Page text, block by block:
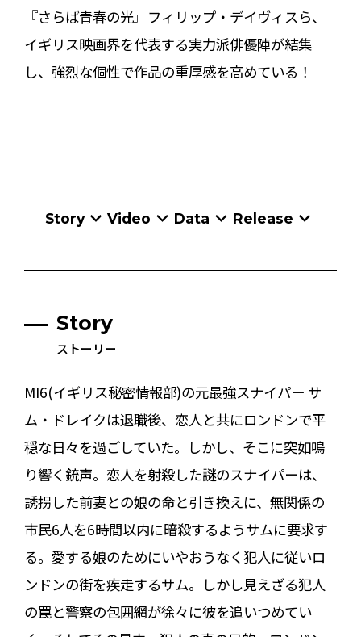
『さらば青春の光』フィリップ・デイヴィスら、
イギリス映画界を代表する実力派俳優陣が結集
し、強烈な個性で作品の重厚感を高めている！
Story Video Data Release
Story
ストーリー
MI6(イギリス秘密情報部)の元最強スナイパー サ
ム・ドレイクは退職後、恋人と共にロンドンで平
穏な日々を過ごしていた。しかし、そこに突如鳴
り響く銃声。恋人を射殺した謎のスナイパーは、
誘拐した前妻との娘の命と引き換えに、無関係の
市民6人を6時間以内に暗殺するようサムに要求す
る。愛する娘のためにいやおうなく犯人に従いロ
ンドンの街を疾走するサム。しかし見えざる犯人
の罠と警察の包囲網が徐々に彼を追いつめてい